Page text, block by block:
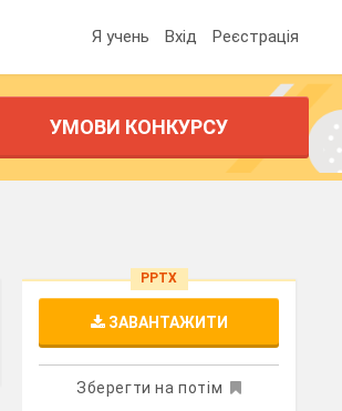
Я учень Вхід Реєстрація
УМОВИ КОНКУРСУ
PPTX
ЗАВАНТАЖИТИ
Зберегти на потім